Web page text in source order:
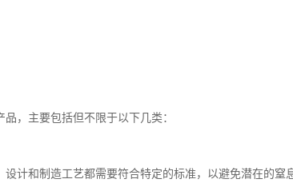
，主要包括但不限于以下几类：
设计和制造工艺都需要符合特定的标准，以避免潜在的窒